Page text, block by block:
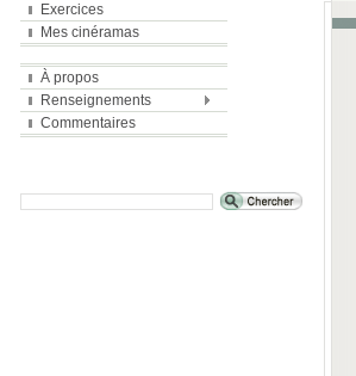
Exercices
Mes cinéramas
À propos
Renseignements
Commentaires